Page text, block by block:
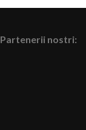
Partenerii nostri: